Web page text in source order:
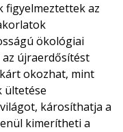
figyelmeztettek az
ökológiai
újraerdősítést
okozhat, mint
ültetése
károsíthatja a
kimerítheti a